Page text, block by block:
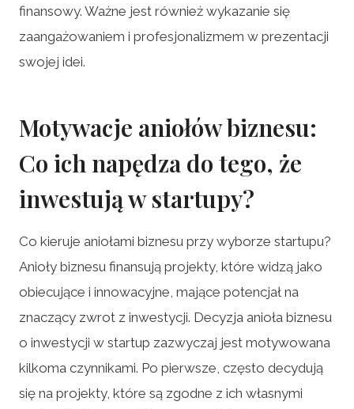
finansowy. Ważne jest również wykazanie się
zaangażowaniem i profesjonalizmem w prezentacji
swojej idei.
Motywacje aniołów biznesu:
Co ich napędza do tego, że
inwestują w startupy?
Co kieruje aniołami biznesu przy wyborze startupu?
Anioły biznesu finansują projekty, które widzą jako
obiecujące i innowacyjne, mające potencjał na
znaczący zwrot z inwestycji. Decyzja anioła biznesu
o inwestycji w startup zazwyczaj jest motywowana
kilkoma czynnikami. Po pierwsze, często decydują
się na projekty, które są zgodne z ich własnymi